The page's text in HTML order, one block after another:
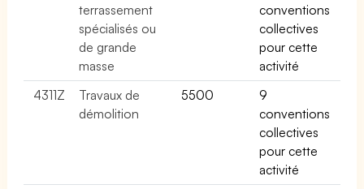
terrassement
spécialisés ou
de grande
masse
conventions
collectives
pour cette
activité
4311Z
Travaux de
démolition
5500
9
conventions
collectives
pour cette
activité